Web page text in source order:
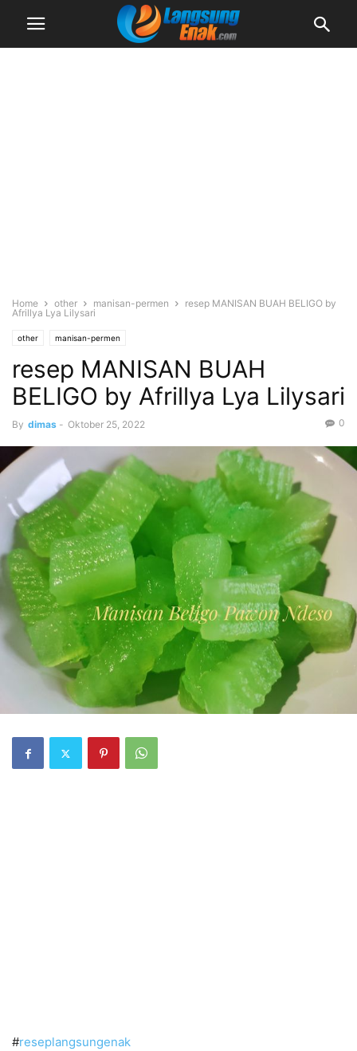
Home other manisan-permen
resep MANISAN BUAH BELIGO by
Afrillya Lya Lilysari
other manisan-permen
resep MANISAN BUAH
BELIGO by Afrillya Lya Lilysari
By dimas - Oktober 25, 2022 0
#reseplangsungenak